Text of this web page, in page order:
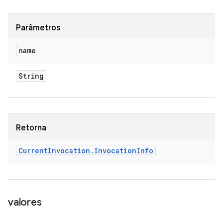
Parâmetros
name
String
Retorna
CurrentInvocation . InvocationInfo
valores